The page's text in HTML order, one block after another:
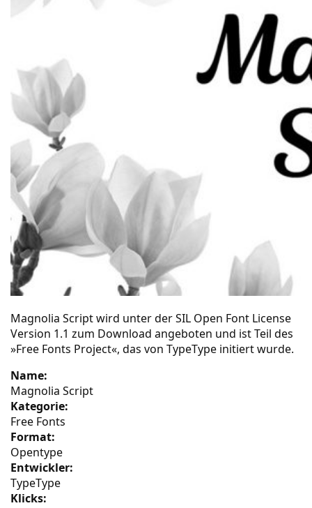
Magnolia Scriptwird unter der SIL Open Font License
Version 1.1 zum Download angeboten und ist Teil des
»Free Fonts Project«, das von TypeType initiert wurde.
Name:
Magnolia Script
Kategorie:
Free Fonts
Format:
Opentype
Entwickler:
TypeType
Klicks: